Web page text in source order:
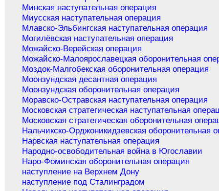
Минская наступательная операция
Миусская наступательная операция
Млавско-Эльбингская наступательная операция
Могилёвская наступательная операция
Можайско-Верейская операция
Можайско-Малоярославецкая оборонительная
Моздок-Малгобекская оборонительная операция
Моонзундская десантная операция
Моонзундская оборонительная операция
Моравско-Остравская наступательная операция
Московская стратегическая наступательная
Московская стратегическая оборонительная
Нальчикско-Орджоникидзевская оборонительная
Нарвская наступательная операция
Народно-освободительная война в Югославии
Наро-Фоминская оборонительная операция
наступление на Верхнем Дону
наступление под Сталинградом